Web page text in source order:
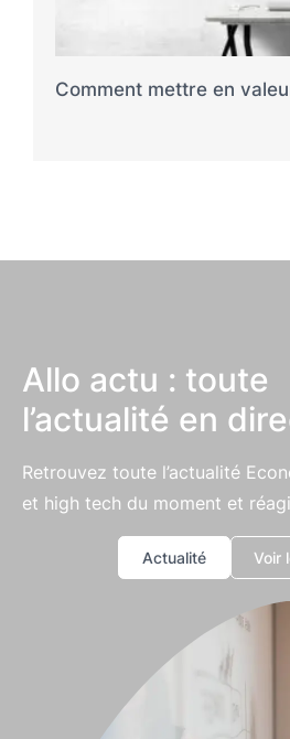
Comment mettre en
Allo actu : toute
l’actualité en
Retrouvez toute l’actualité
et high tech du moment et
Actualité Voir